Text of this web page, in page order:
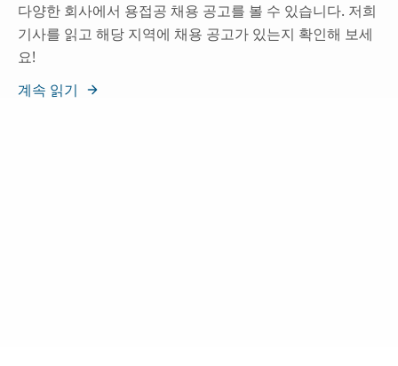
다양한 회사에서 용접공 채용 공고를 볼 수 있습니다. 저희
기사를 읽고 해당 지역에 채용 공고가 있는지 확인해 보세
요!
계속 읽기